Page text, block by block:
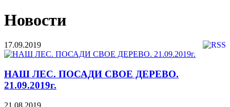
Новости
17.09.2019
НАШ ЛЕС. ПОСАДИ СВОЕ ДЕРЕВО.
21.09.2019г.
21.08.2019